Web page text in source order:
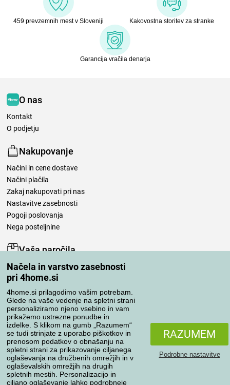
Načela in varstvo zasebnosti
pri 4home.si
4home.si prilagodimo vašim potrebam.
Glede na vaše vedenje na spletni strani
personaliziramo njeno vsebino in vam
prikažemo ustrezne ponudbe in
izdelke. S klikom na gumb „Razumem“
se tudi strinjate z uporabo piškotkov in
prenosom podatkov o obnašanju na
spletni strani za prikazovanje ciljanega
oglaševanja na družbenih omrežjih in v
oglaševalskih omrežjih na drugih
spletnih mestih. Personalizacijo in
ciljano oglaševanje lahko podrobneje
RAZUMEM
Podrobne nastavitve
459 prevzemnih mest v Sloveniji Kakovostna storitev za stranke
Garancija vračila denarja
O nas
Kontakt
O podjetju
Nakupovanje
Načini in cene dostave
Načini plačila
Zakaj nakupovati pri nas
Nastavitve zasebnosti
Pogoji poslovanja
Nega posteljnine
Vaša naročila
Moj račun
Pregled naročil
Reklamacija
Odstop od kupoprodajne pogodbe
Pravila obdelave ocen
Načini prevoza
Načini plačila